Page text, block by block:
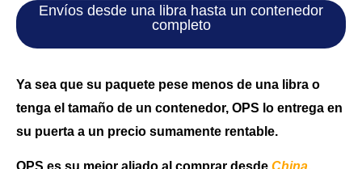
Envíos desde una libra hasta un contenedor
completo
Ya sea que su paquete pese menos de una libra o
tenga el tamaño de un contenedor, OPS lo entrega en
su puerta a un precio sumamente rentable.